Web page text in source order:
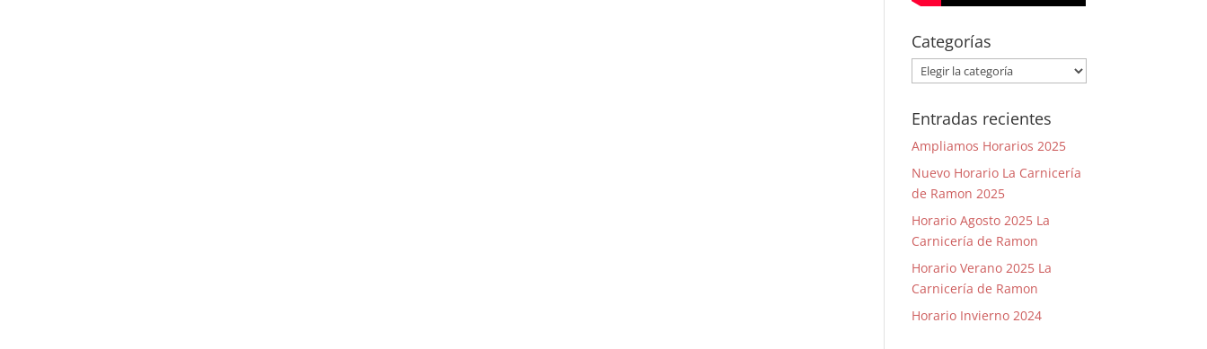
Categorías
Categorías
Entradas recientes
Ampliamos Horarios 2025
Nuevo Horario La Carnicería
de Ramon 2025
Horario Agosto 2025 La
Carnicería de Ramon
Horario Verano 2025 La
Carnicería de Ramon
Horario Invierno 2024